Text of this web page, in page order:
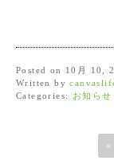
Posted on 10月 10,
Written by
Categories: お知らせ